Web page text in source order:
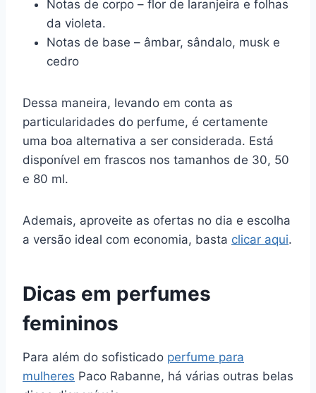
Notas de corpo – flor de laranjeira e folhas
da violeta.
Notas de base – âmbar, sândalo, musk e
cedro
Dessa maneira, levando em conta as
particularidades do perfume, é certamente
uma boa alternativa a ser considerada. Está
disponível em frascos nos tamanhos de 30, 50
e 80 ml.
Ademais, aproveite as ofertas no dia e escolha
a versão ideal com economia, basta clicar aqui.
Dicas em perfumes
femininos
Para além do sofisticado perfume para
mulheres Paco Rabanne, há várias outras belas